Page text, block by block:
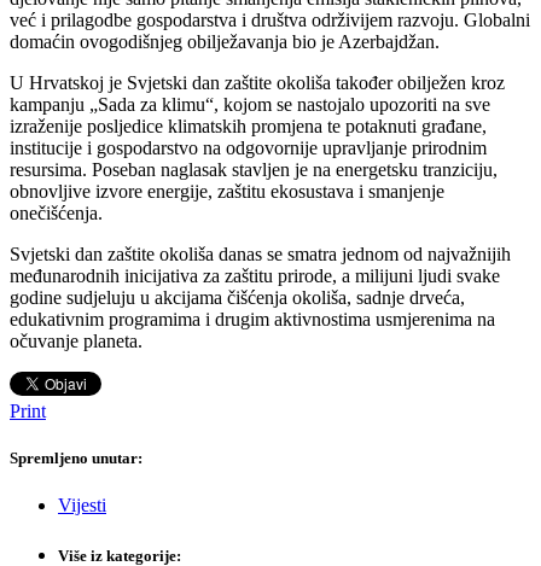
već i prilagodbe gospodarstva i društva održivijem razvoju. Globalni
domaćin ovogodišnjeg obilježavanja bio je Azerbajdžan.
U Hrvatskoj je Svjetski dan zaštite okoliša također obilježen kroz
kampanju „Sada za klimu“, kojom se nastojalo upozoriti na sve
izraženije posljedice klimatskih promjena te potaknuti građane,
institucije i gospodarstvo na odgovornije upravljanje prirodnim
resursima. Poseban naglasak stavljen je na energetsku tranziciju,
obnovljive izvore energije, zaštitu ekosustava i smanjenje
onečišćenja.
Svjetski dan zaštite okoliša danas se smatra jednom od najvažnijih
međunarodnih inicijativa za zaštitu prirode, a milijuni ljudi svake
godine sudjeluju u akcijama čišćenja okoliša, sadnje drveća,
edukativnim programima i drugim aktivnostima usmjerenima na
očuvanje planeta.
Print
Spremljeno unutar:
Vijesti
Više iz kategorije: